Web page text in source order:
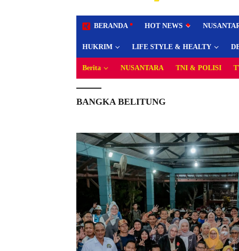
BERANDA HOT NEWS
HUKRIM LIFE STYLE & HEALTY
Berita NUSANTARA TNI & POLISI
BANGKA BELITUNG